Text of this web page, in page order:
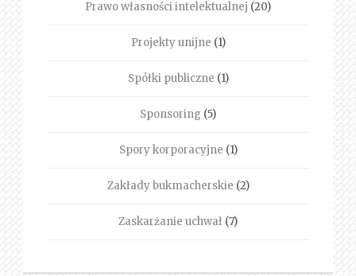
Prawo własności intelektualnej (20)
Projekty unijne (1)
Spółki publiczne (1)
Sponsoring (5)
Spory korporacyjne (1)
Zakłady bukmacherskie (2)
Zaskarżanie uchwał (7)